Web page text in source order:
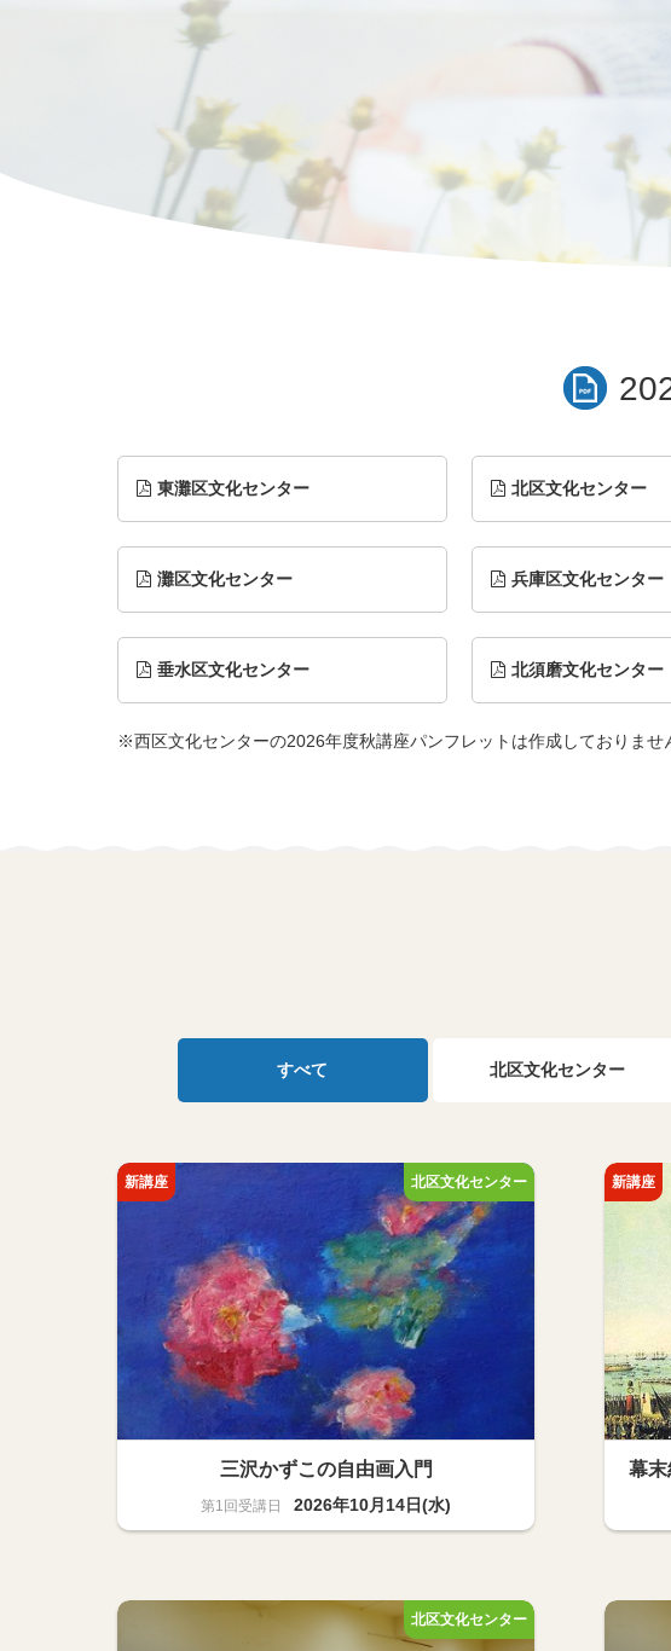
東灘区文化センター 北区文化センター
灘区文化センター 兵庫区文化センター
垂水区文化センター 北須磨文化センター
※西区文化センターの2026年度秋講座パンフレットは作成しておりませ
すべて 北区文化センター
三沢かずこの自由画入門
2026年10月14日(水)
幕